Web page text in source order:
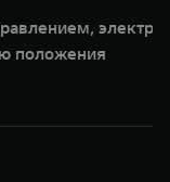
положения